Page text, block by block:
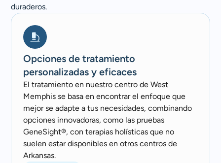
duraderos.
Opciones de tratamiento
personalizadas y eficaces
El tratamiento en nuestro centro de West
Memphis se basa en encontrar el enfoque que
mejor se adapte a tus necesidades, combinando
opciones innovadoras, como las pruebas
GeneSight®, con terapias holísticas que no
suelen estar disponibles en otros centros de
Arkansas.